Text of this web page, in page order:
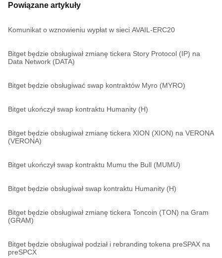
Powiązane artykuły
Komunikat o wznowieniu wypłat w sieci AVAIL-ERC20
Bitget będzie obsługiwał zmianę tickera Story Protocol (IP) na
Data Network (DATA)
Bitget będzie obsługiwać swap kontraktów Myro (MYRO)
Bitget ukończył swap kontraktu Humanity (H)
Bitget będzie obsługiwał zmianę tickera XION (XION) na VERONA
(VERONA)
Bitget ukończył swap kontraktu Mumu the Bull (MUMU)
Bitget będzie obsługiwał swap kontraktu Humanity (H)
Bitget będzie obsługiwał zmianę tickera Toncoin (TON) na Gram
(GRAM)
Bitget będzie obsługiwał podział i rebranding tokena preSPAX na
preSPCX